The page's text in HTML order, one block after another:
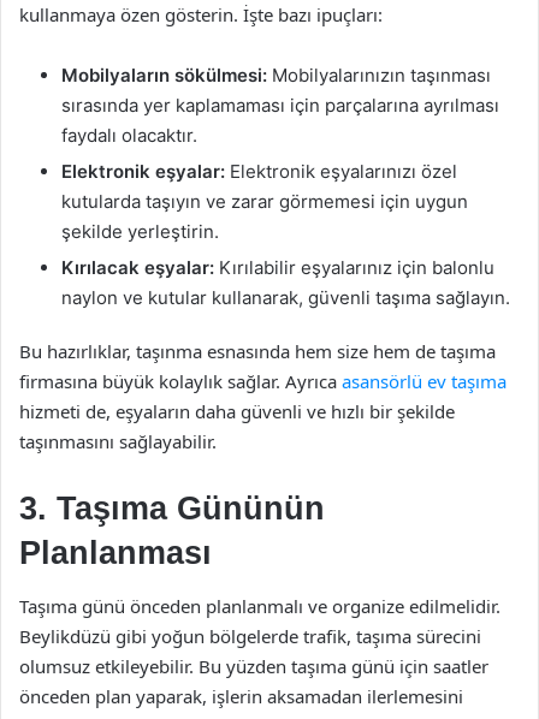
kullanmaya özen gösterin. İşte bazı ipuçları:
Mobilyaların sökülmesi: Mobilyalarınızın taşınması
sırasında yer kaplamaması için parçalarına ayrılması
faydalı olacaktır.
Elektronik eşyalar: Elektronik eşyalarınızı özel
kutularda taşıyın ve zarar görmemesi için uygun
şekilde yerleştirin.
Kırılacak eşyalar: Kırılabilir eşyalarınız için balonlu
naylon ve kutular kullanarak, güvenli taşıma sağlayın.
Bu hazırlıklar, taşınma esnasında hem size hem de taşıma
firmasına büyük kolaylık sağlar. Ayrıca asansörlü ev taşıma
hizmeti de, eşyaların daha güvenli ve hızlı bir şekilde
taşınmasını sağlayabilir.
3. Taşıma Gününün
Planlanması
Taşıma günü önceden planlanmalı ve organize edilmelidir.
Beylikdüzü gibi yoğun bölgelerde trafik, taşıma sürecini
olumsuz etkileyebilir. Bu yüzden taşıma günü için saatler
önceden plan yaparak, işlerin aksamadan ilerlemesini